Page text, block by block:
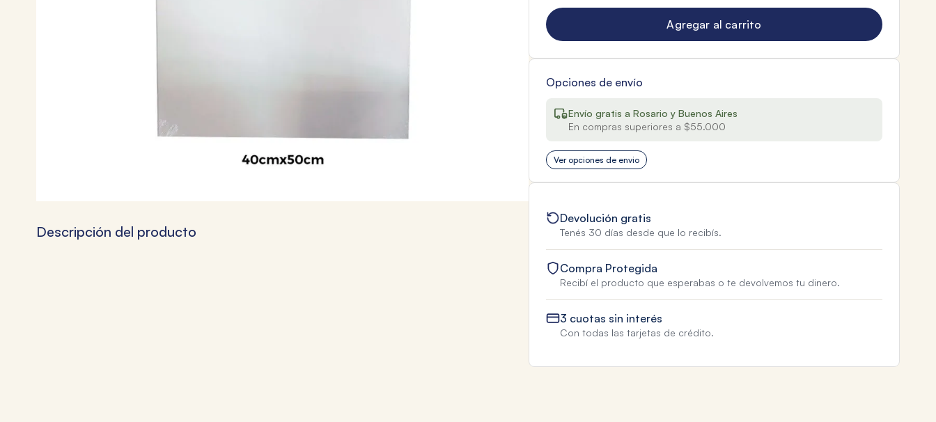
Descripción del producto
Agregar al carrito
Opciones de envío
Envío gratis a Rosario y Buenos Aires
En compras superiores a $55.000
Ver opciones de envio
Devolución gratis
Tenés 30 días desde que lo recibís.
Compra Protegida
Recibí el producto que esperabas o te devolvemos tu dinero.
3 cuotas sin interés
Con todas las tarjetas de crédito.